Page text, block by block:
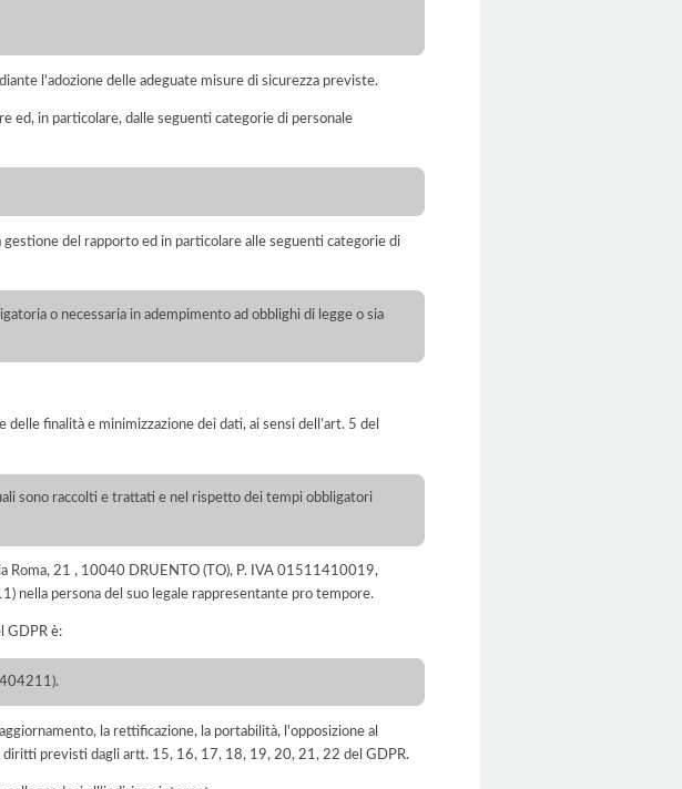
l'adozione delle adeguate misure di sicurezza previste.
ed, in particolare, dalle seguenti categorie di personale
del rapporto ed in particolare alle seguenti categorie di
o necessaria in adempimento ad obblighi di legge o sia
finalità e minimizzazione dei dati, ai sensi dell’art. 5 del
sono raccolti e trattati e nel rispetto dei tempi obbligatori
Roma, 21 , 10040 DRUENTO (TO), P. IVA 01511410019,
nella persona del suo legale rappresentante pro tempore.
GDPR è:
la rettificazione, la portabilità, l'opposizione al
previsti dagli artt. 15, 16, 17, 18, 19, 20, 21, 22 del GDPR.